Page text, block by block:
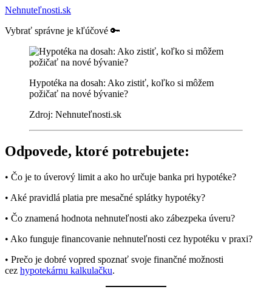
Nehnuteľnosti.sk
Vybrať správne je kľúčové 🔑
Hypotéka na dosah: Ako zistiť, koľko si môžem
požičať na nové bývanie?
Zdroj: Nehnuteľnosti.sk
Odpovede, ktoré potrebujete:
• Čo je to úverový limit a ako ho určuje banka pri hypotéke?
• Aké pravidlá platia pre mesačné splátky hypotéky?
• Čo znamená hodnota nehnuteľnosti ako zábezpeka úveru?
• Ako funguje financovanie nehnuteľnosti cez hypotéku v praxi?
• Prečo je dobré vopred spoznať svoje finančné možnosti
cez hypotekárnu kalkulačku.